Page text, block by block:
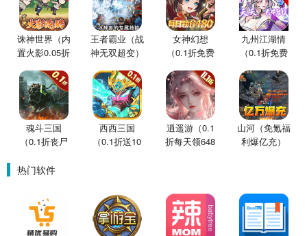
诛神世界（内
置火影0.05折
王者霸业（战
神无双超变）
女神幻想
（0.1折免费
九州江湖情
（0.1折免费
魂斗三国
（0.1折丧尸
西西三国
（0.1折送10
逍遥游（0.1
折每天领648
山河（免氪福
利爆亿充）
热门软件